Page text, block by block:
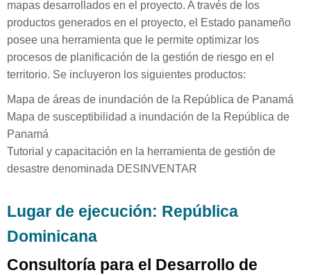
mapas desarrollados en el proyecto. A través de los
productos generados en el proyecto, el Estado panameño
posee una herramienta que le permite optimizar los
procesos de planificación de la gestión de riesgo en el
territorio. Se incluyeron los siguientes productos:
Mapa de áreas de inundación de la República de Panamá
Mapa de susceptibilidad a inundación de la República de
Panamá
Tutorial y capacitación en la herramienta de gestión de
desastre denominada DESINVENTAR
Lugar de ejecución: República
Dominicana
Consultoría para el Desarrollo de